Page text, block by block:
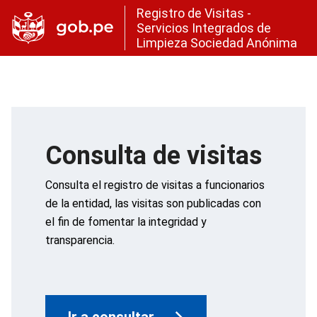
Registro de Visitas -
Servicios Integrados de
Limpieza Sociedad Anónima
Consulta de visitas
Consulta el registro de visitas a funcionarios
de la entidad, las visitas son publicadas con
el fin de fomentar la integridad y
transparencia.